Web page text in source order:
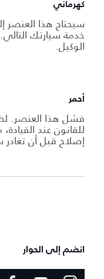
كهرماني
سيحتاج هذا العنصر
خدمة سيارتك
الوكيل.
أحمر
فشل هذا العنصر.
للقانون عند
إصلاح قبل أن تغادر
انضم إلى الحوار